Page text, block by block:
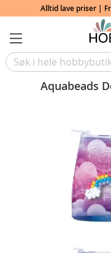
Alltid lave priser |
Aquabeads